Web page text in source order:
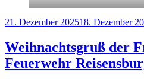
Veröffentlicht
21. Dezember 202518. Dezember
Weihnachtsgruß der
Feuerwehr